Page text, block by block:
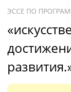
ЭССЕ ПО